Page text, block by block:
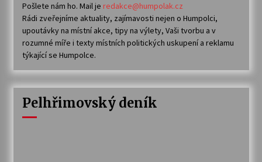
Pošlete nám ho. Mail je redakce@humpolak.cz
Rádi zveřejníme aktuality, zajímavosti nejen o Humpolci,
upoutávky na místní akce, tipy na výlety, Vaši tvorbu a v
rozumné míře i texty místních politických uskupení a reklamu
týkající se Humpolce.
Pelhřimovský deník